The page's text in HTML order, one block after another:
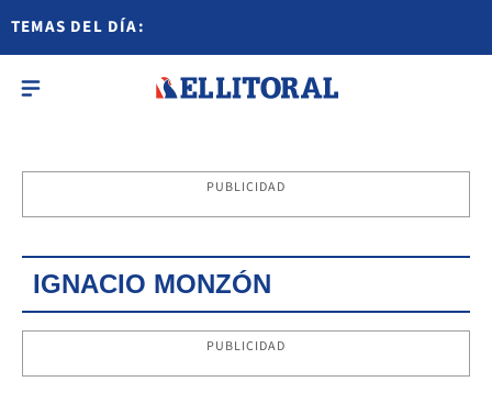
TEMAS DEL DÍA:
PUBLICIDAD
IGNACIO MONZÓN
PUBLICIDAD